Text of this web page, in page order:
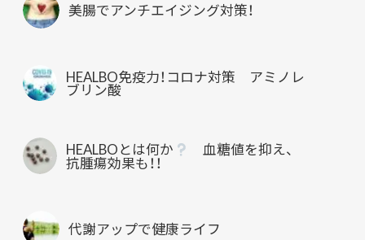
美腸でアンチエイジング対策！
HEALBO免疫力！コロナ対策 アミノレ
ブリン酸
HEALBOとは何か 血糖値を抑え、
抗腫瘍効果も！！
代謝アップで健康ライフ